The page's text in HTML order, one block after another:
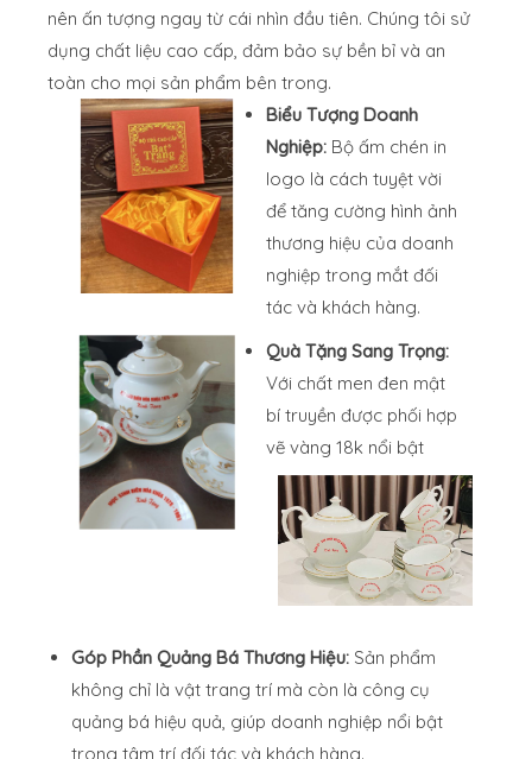
nên ấn tượng ngay từ cái nhìn đầu tiên. Chúng tôi sử
dụng chất liệu cao cấp, đảm bảo sự bền bỉ và an
toàn cho mọi sản phẩm bên trong.
Biểu Tượng Doanh
Nghiệp: Bộ ấm chén in
logo là cách tuyệt vời
để tăng cường hình ảnh
thương hiệu của doanh
nghiệp trong mắt đối
tác và khách hàng.
Quà Tặng Sang Trọng:
Với chất men đen mật
bí truyền được phối hợp
vẽ vàng 18k nổi bật
Góp Phần Quảng Bá Thương Hiệu: Sản phẩm
không chỉ là vật trang trí mà còn là công cụ
quảng bá hiệu quả, giúp doanh nghiệp nổi bật
trong tâm trí đối tác và khách hàng.